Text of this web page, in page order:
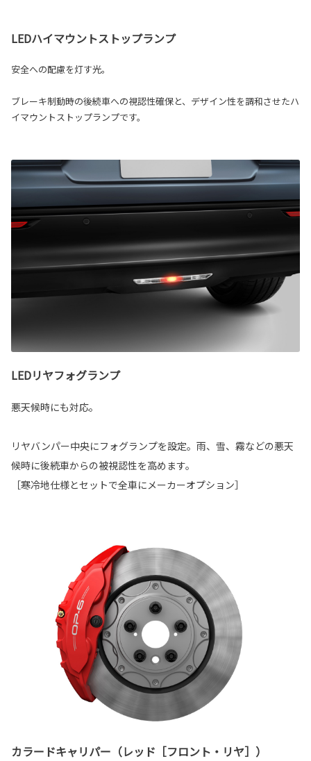
LEDハイマウントストップランプ
安全への配慮を灯す光。
ブレーキ制動時の後続車への視認性確保と、デザイン性を調和させたハ
イマウントストップランプです。
LEDリヤフォグランプ
悪天候時にも対応。
リヤバンパー中央にフォグランプを設定。雨、雪、霧などの悪天
候時に後続車からの被視認性を高めます。
［寒冷地仕様とセットで全車にメーカーオプション］
カラードキャリパー（レッド［フロント・リヤ］）